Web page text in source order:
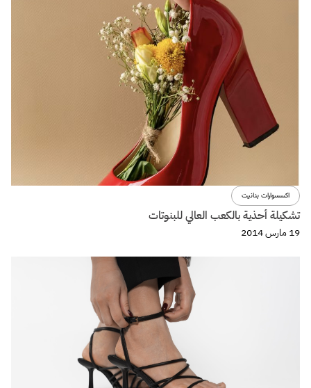
اكسسوارات بنانيت
تشكيلة أحذية بالكعب العالي للبنوتات
19 مارس 2014